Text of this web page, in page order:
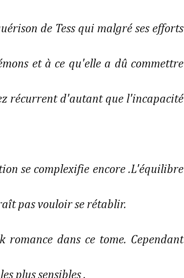
de Tess qui malgré ses efforts
et à ce qu'elle a dû commettre
récurrent d'autant que l'incapacité
se complexifie encore .L'équilibre
pas vouloir se rétablir.
romance dans ce tome. Cependant
plus sensibles .